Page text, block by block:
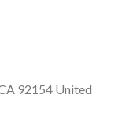
92154 United